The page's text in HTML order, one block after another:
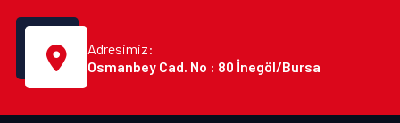
Adresimiz:
Osmanbey Cad. No : 80 İnegöl/Bursa